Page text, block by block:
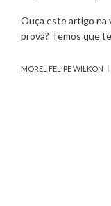
Ouça este artigo na
prova? Temos que
MOREL FELIPE WILKON